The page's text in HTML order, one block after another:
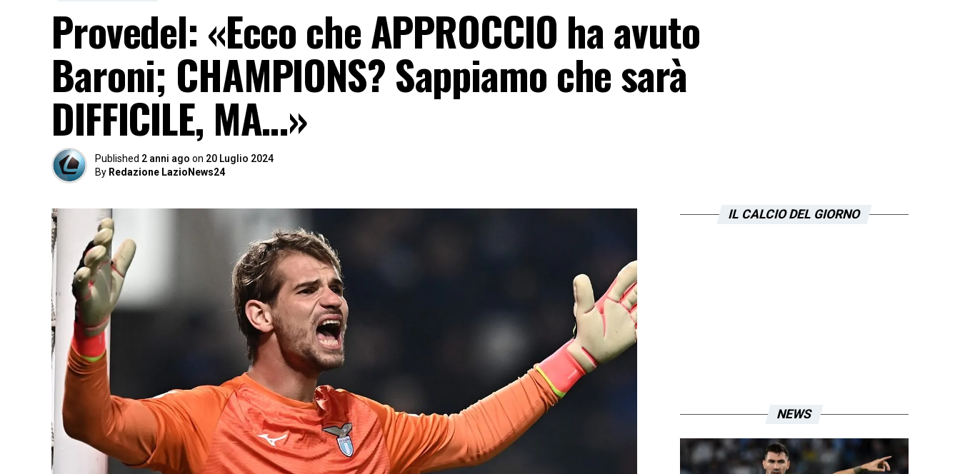
Provedel: «Ecco che APPROCCIO ha avuto
Baroni; CHAMPIONS? Sappiamo che sarà
DIFFICILE, MA…»
Published 2 anni ago on 20 Luglio 2024
By Redazione LazioNews24
IL CALCIO DEL GIORNO
NEWS